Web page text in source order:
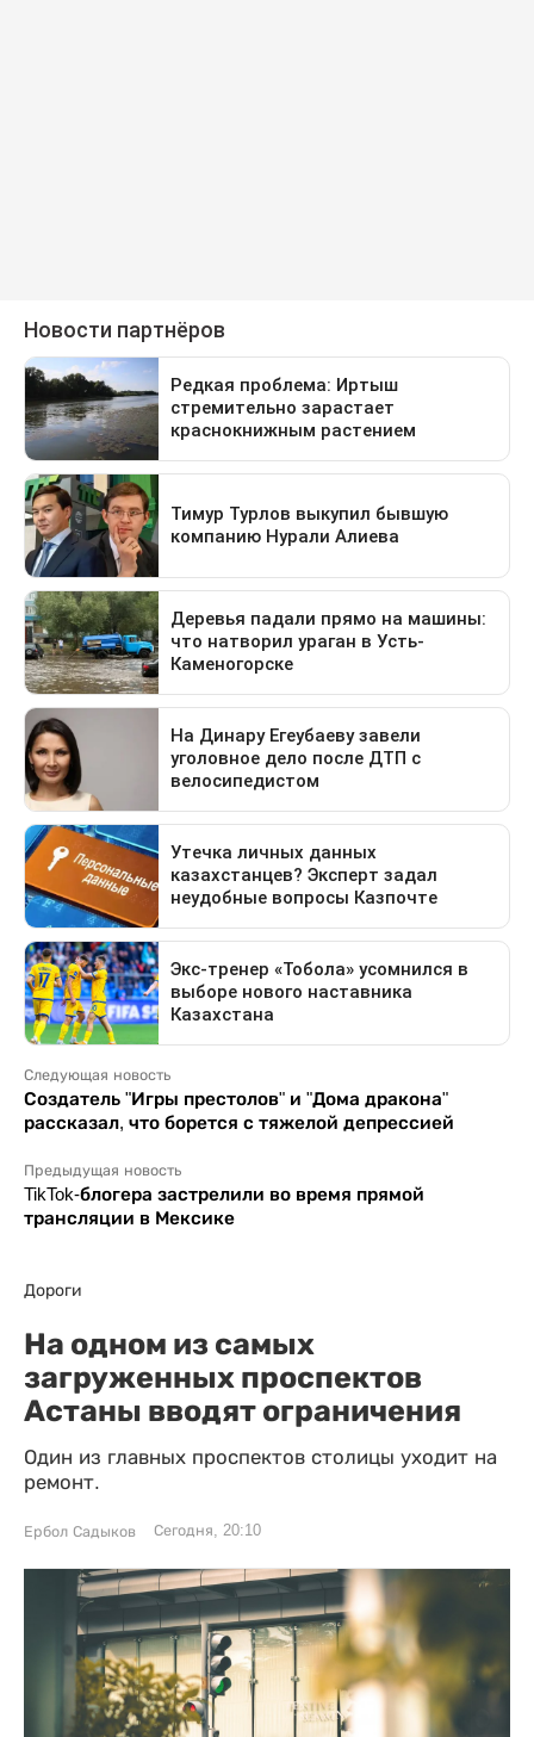
Следующая новость
Создатель "Игры престолов" и "Дома дракона"
рассказал, что борется с тяжелой депрессией
Предыдущая новость
TikTok-блогера застрелили во время прямой
трансляции в Мексике
Дороги
На одном из самых
загруженных проспектов
Астаны вводят ограничения
Один из главных проспектов столицы уходит на
ремонт.
Ербол Садыков Сегодня, 20:10